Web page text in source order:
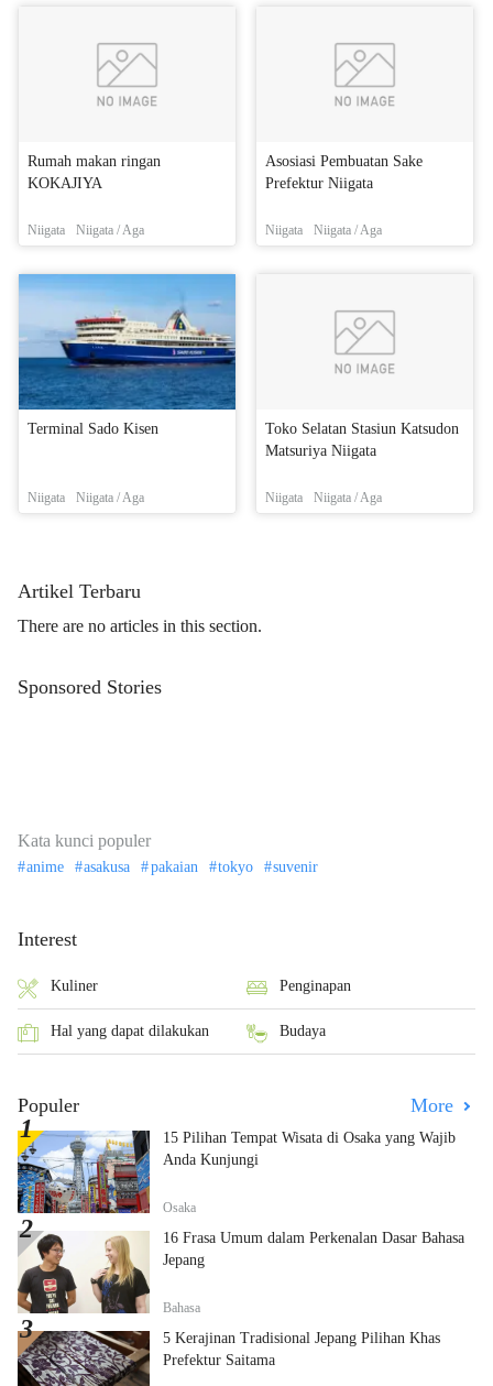
Rumah makan ringan
KOKAJIYA
Niigata Niigata / Aga
Asosiasi Pembuatan Sake
Prefektur Niigata
Niigata Niigata / Aga
Terminal Sado Kisen
Niigata Niigata / Aga
Toko Selatan Stasiun Katsudon
Matsuriya Niigata
Niigata Niigata / Aga
Artikel Terbaru
There are no articles in this section.
Sponsored Stories
Kata kunci populer
anime asakusa pakaian tokyo suvenir
Interest
Kuliner Penginapan
Hal yang dapat dilakukan Budaya
Populer More
15 Pilihan Tempat Wisata di Osaka yang Wajib
Anda Kunjungi
Osaka
16 Frasa Umum dalam Perkenalan Dasar Bahasa
Jepang
Bahasa
5 Kerajinan Tradisional Jepang Pilihan Khas
Prefektur Saitama